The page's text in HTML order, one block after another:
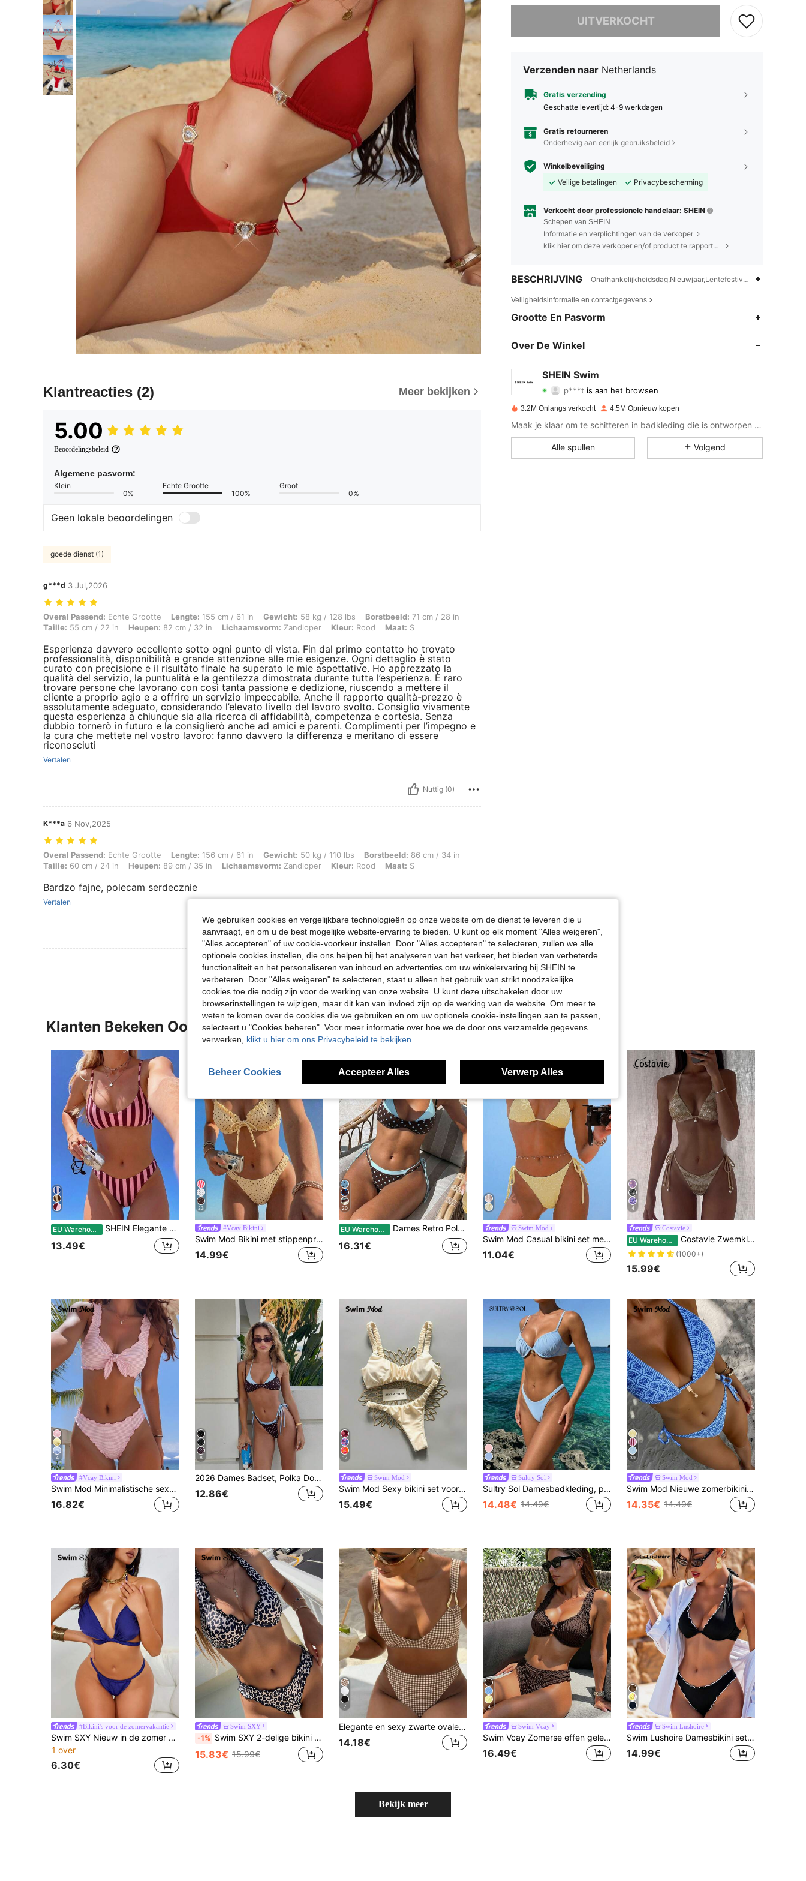
Klantreacties (2) Meer bekijken
5.00
Beoordelingsbeleid
Algemene pasvorm:
Klein
0%
Echte Grootte
100%
Groot
0%
Geen lokale beoordelingen
goede dienst (1)
g***d 3 Jul,2026
Overal Passend: Echte Grootte, Lengte: 155 cm / 61 in, Gewicht: 58 kg / 128 lbs, Borstbeeld: 71 cm / 28 in, Taille: 55 cm / 22 in, Heupen: 82 cm / 32 in, Lichaamsvorm: Zandloper, Kleur: Rood, Maat: S
Overal Passend: Echte Grootte Lengte: 155 cm / 61 in Gewicht: 58 kg / 128 lbs Borstbeeld: 71 cm / 28 in
Taille: 55 cm / 22 in Heupen: 82 cm / 32 in Lichaamsvorm: Zandloper Kleur: Rood Maat: S
Esperienza davvero eccellente sotto ogni punto di vista. Fin dal primo contatto ho trovato
professionalità, disponibilità e grande attenzione alle mie esigenze. Ogni dettaglio è stato
curato con precisione e il risultato finale ha superato le mie aspettative. Ho apprezzato la
qualità del servizio, la puntualità e la gentilezza dimostrata durante tutta l’esperienza. È raro
trovare persone che lavorano con così tanta passione e dedizione, riuscendo a mettere il
cliente a proprio agio e a offrire un servizio impeccabile. Anche il rapporto qualità-prezzo è
assolutamente adeguato, considerando l’elevato livello del lavoro svolto. Consiglio vivamente
questa esperienza a chiunque sia alla ricerca di affidabilità, competenza e cortesia. Senza
dubbio tornerò in futuro e la consiglierò anche ad amici e parenti. Complimenti per l’impegno e
la cura che mettete nel vostro lavoro: fanno davvero la differenza e meritano di essere
riconosciuti
Vertalen
Nuttig (0)
K***a 6 Nov,2025
Overal Passend: Echte Grootte, Lengte: 156 cm / 61 in, Gewicht: 50 kg / 110 lbs, Borstbeeld: 86 cm / 34 in, Taille: 60 cm / 24 in, Heupen: 89 cm / 35 in, Lichaamsvorm: Zandloper, Kleur: Rood, Maat: S
Overal Passend: Echte Grootte Lengte: 156 cm / 61 in Gewicht: 50 kg / 110 lbs Borstbeeld: 86 cm / 34 in
Taille: 60 cm / 24 in Heupen: 89 cm / 35 in Lichaamsvorm: Zandloper Kleur: Rood Maat: S
Bardzo fajne, polecam serdecznie
Vertalen
Nuttig (0)
UITVERKOCHT
Sorry, dit product is uitverkocht.
Verzenden naar Netherlands
Gratis verzending
Geschatte levertijd: 4-9 werkdagen
Gratis retourneren
Onderhevig aan eerlijk gebruiksbeleid
Winkelbeveiliging
Veilige betalingen
Privacybescherming
Verkocht door professionele handelaar: SHEIN
Schepen van SHEIN
Informatie en verplichtingen van de verkoper
klik hier om deze verkoper en/of product te rapporteren.
BESCHRIJVING Onafhankelijkheidsdag,Nieuwjaar,Lentefestival,Driehoek
Veiligheidsinformatie en contactgegevens
Grootte En Pasvorm
Over De Winkel
SHEIN Swim
4.88
p***tis aan het browsen
4.88 Beoordeling 9.3KArtikelen
4.88 9.3K 414K
3.2M Onlangs verkocht 4.5M Opnieuw kopen
Maak je klaar om te schitteren in badkleding die is ontworpen voor elke sfeer!
Alle spullen Volgend
Klanten Bekeken Ook
EU Warehouse SHEIN Elegante vakantie bohemian roze gestreepte bikini set met verstelbare bandjes en V-hals 2-delige sets voor dames Alt 2580198 bikini's
13.49€
23
#Vcay Bikini
Swim Mod Bikini met stippenprint, sexy strandkleding met verstelbare bandjes voor dames, lente/zomer strandoutfit voor dames, tweedelige bikini voor dames
14.99€
20
EU Warehouse Dames Retro Polka Dot & Gestreepte Bikini Badkleding, Casual Modieus Voor Vakantie, Muziekfestival, Cup Race, Kentucky Derby Zomerstrand, Vacationcore
16.31€
Swim Mod
Swim Mod Casual bikini set met halternek en textuur voor dames, perfect voor een zomervakantie.
11.04€
4
Costavie
EU Warehouse Costavie Zwemkleding Basics 2-delige bikini set met glittertextuur, parelversiering, haltertop en bikinibroekje met strikjes aan de zijkant, sexy bikini set, lente/zomer strandvakantie boho bikini set, bikini met kralen, gehaakte bikini set, bruine bikini set, gouden bikini set, tweedelige zwemkleding voor dames, bikini set voor dames, dames zwempak set, bikini sets voor dames, tweedelige bikini set voor dames
(1000+)
15.99€
4
#Vcay Bikini
Swim Mod Minimalistische sexy stijl roze tweedelig badpak met ruches en strik voor dames, zoete bikini met ruches voor de warmwaterbron en vakantie
16.82€
8
2026 Dames Badset, Polka Dot Contrastkleur Halter Sexy Rugloze Bikini Top en String Onderbroek, Geschikt voor Valentijnsdag, Strand, Resort, Buiten Vakantie Zomer, Vacationcore
12.86€
17
Swim Mod
Swim Mod Sexy bikini set voor dames met plooien, hoge taille en effen kleur, lente/zomer
15.49€
Sultry Sol
Sultry Sol Damesbadkleding, push-up bikini, sexy bikinibroekje met hoge taille, lichtgele strandoutfit met oceaan- en schildpadmotief voor de zomervakantie.
14.48€ 14.49€
39
Swim Mod
Swim Mod Nieuwe zomerbikini voor dames met halternek, open rug en strikjes aan de zijkant, met allover print.
14.35€ 14.49€
#Bikini's voor de zomervakantie
Swim SXY Nieuw in de zomer en herfst, diepblauwe en marineblauwe tweedelige badkledingset voor dames, met een gekruist bandjesontwerp, dat een sexy en gedurfde Europese en Amerikaanse stijl laat zien, perfect voor strand- en badkledingfeestoutfits voor de feestdagen
1 over
6.30€
Swim SXY
-1% Swim SXY 2-delige bikini set met luipaardprint, gebreide stof met beugel, halternek met strikjes, diepe V-rug, hoog uitgesneden bikinibroekje, schattige ruches, retro sexy badkleding voor strand, zwembad of feestjes.
15.83€ 15.99€
7
Elegante en sexy zwarte ovale metalen ringdetail tweedelige bikini voor dames, nieuwe stijl, zomerse strandvakanties, zwembadfeestjes, modieuze zwemkleding
14.18€
4
Swim Vcay
Swim Vcay Zomerse effen gele jacquard stof met ruches, diepe V-hals, vierkante hals, dikke bandjes, rugloos, ringdecoratie, casual modieuze sexy strandbikini zwemkleding tweedelige zwemset voor dames
16.49€
Swim Lushoire
Swim Lushoire Damesbikini set in zwart met draadrand, geknoopt en met schattige ruches, witte bies, casual model, zomer
14.99€
Bekijk meer
We gebruiken cookies en vergelijkbare technologieën op onze website om de dienst te leveren die u
aanvraagt, en om u de best mogelijke website-ervaring te bieden. U kunt op elk moment "Alles weigeren",
"Alles accepteren" of uw cookie-voorkeur instellen. Door "Alles accepteren" te selecteren, zullen we alle
optionele cookies instellen, die ons helpen bij het analyseren van het verkeer, het bieden van verbeterde
functionaliteit en het personaliseren van inhoud en advertenties om uw winkelervaring bij SHEIN te
verbeteren. Door "Alles weigeren" te selecteren, staat u alleen het gebruik van strikt noodzakelijke
cookies toe die nodig zijn voor de werking van onze website. U kunt deze uitschakelen door uw
browserinstellingen te wijzigen, maar dit kan van invloed zijn op de werking van de website. Om meer te
weten te komen over de cookies die we gebruiken en om uw optionele cookie-instellingen aan te passen,
selecteert u "Cookies beheren". Voor meer informatie over hoe we de door ons verzamelde gegevens
verwerken, klikt u hier om ons Privacybeleid te bekijken.
Beheer Cookies Accepteer Alles Verwerp Alles